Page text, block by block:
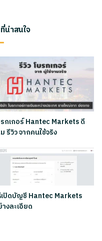
น่าสนใจ
กเกอร์ Hantec Markets ดี
รีวิว จากคนใช้จริง
ปิดบัญชี Hantec Markets
งละเอียด